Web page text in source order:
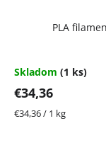
PLA
Skladom (1 ks)
€34,36
Jednotková
€34,36 / 1 kg